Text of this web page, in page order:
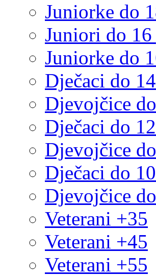
Juniorke do
Juniori do
Juniorke do
Dječaci do
Djevojčice
Dječaci do
Djevojčice
Dječaci do
Djevojčice
Veterani +35
Veterani +45
Veterani +55